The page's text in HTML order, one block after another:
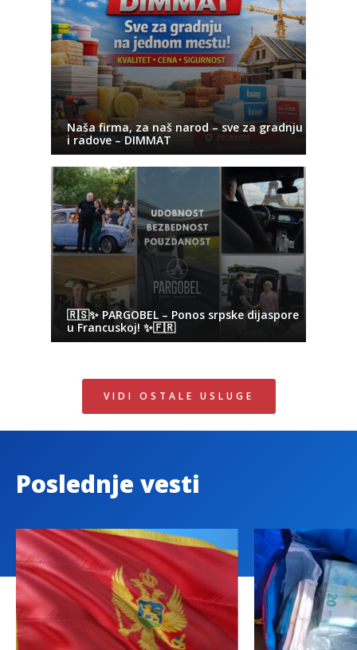
Naša firma, za naš narod – sve za gradnju
i radove – DIMMAT
🇷🇸✨ PARGOBEL – Ponos srpske dijaspore
u Francuskoj! ✨🇫🇷
VIDI OSTALE USLUGE
Poslednje vesti